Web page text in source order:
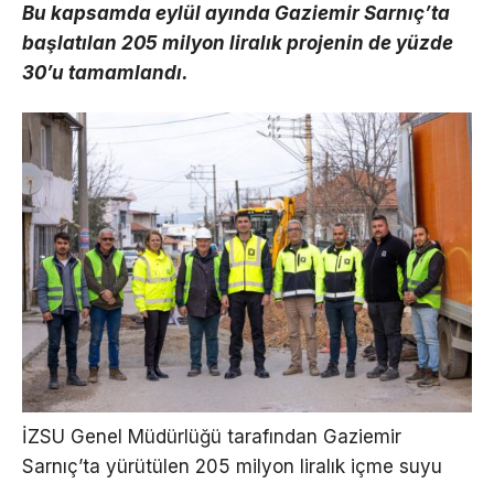
Bu kapsamda eylül ayında Gaziemir Sarnıç’ta
başlatılan 205 milyon liralık projenin de yüzde
30’u tamamlandı.
İZSU Genel Müdürlüğü tarafından Gaziemir
Sarnıç’ta yürütülen 205 milyon liralık içme suyu